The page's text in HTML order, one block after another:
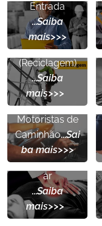
Entrada
...Saiba
mais>>>
NR 35-
Trabalho em
Altura
(Reciclagem)
...Saiba
mais>>>
Direção
Defensiva para
Motoristas de
Caminhão...Sai
ba mais>>>
RCP-
Ressucitação
Cardiopulmon
ar
...Saiba
mais>>>
Avaliação